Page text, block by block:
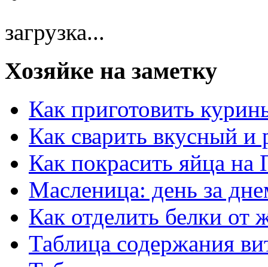
загрузка...
Хозяйке на заметку
Как приготовить
Как сварить вкусный и
Как покрасить яйца на
Масленица: день за
Как отделить белки от
Таблица содержания